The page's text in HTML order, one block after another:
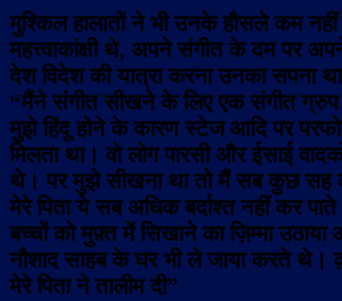
मुश्किल हालातों ने भी उनके हौसले कम नहीं
महत्त्वाकांक्षी थे, अपने संगीत के दम पर
देश विदेश की यात्रा करना उनका सपना
“मैंने संगीत सीखने के लिए एक संगीत ग्रुप
मुझे हिंदू होने के कारण स्टेज आदि पर
मिलता था। वो लोग पारसी और ईसाई
थे। पर मुझे सीखना था तो मैं सब कुछ सह
मेरे पिता ये सब अधिक बर्दाश्त नहीं कर
बच्चों को मुफ़्त में सिखाने का ज़िम्मा उठाया
नौशाद साहब के घर भी ले जाया करते थे।
मेरे पिता ने तालीम दी”